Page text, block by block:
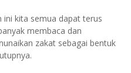
ini kita semua dapat terus
membaca dan
zakat sebagai bentuk